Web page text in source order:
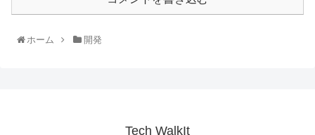
ホーム 開発
Tech WalkIt